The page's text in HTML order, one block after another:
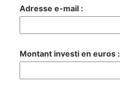
Adresse e-mail :
Montant investi en euros :